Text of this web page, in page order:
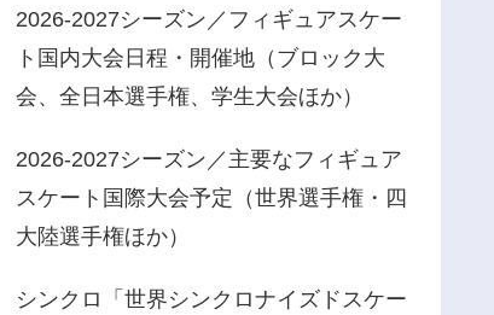
2026-2027シーズン／フィギュアスケー
ト国内大会日程・開催地（ブロック大
会、全日本選手権、学生大会ほか）
2026-2027シーズン／主要なフィギュア
スケート国際大会予定（世界選手権・四
大陸選手権ほか）
シンクロ「世界シンクロナイズドスケー